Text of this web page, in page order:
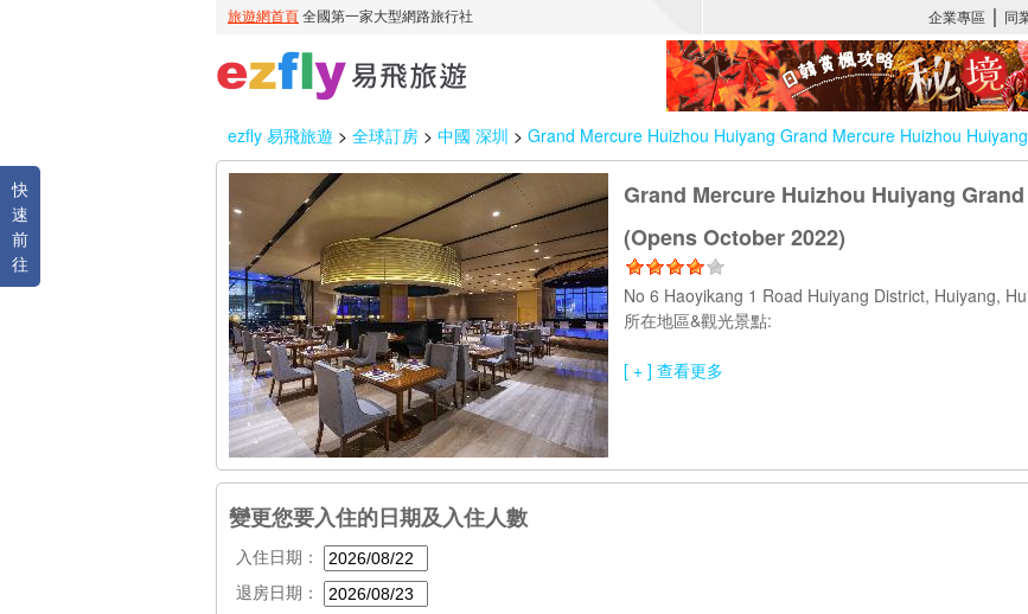
ezfly 易飛旅遊 > 全球訂房 > 中國 深圳 > Grand Mercure Huizhou Huiyang Grand Mercure Huizhou
快
速
前
往
Grand Mercure Huizhou Huiyang
(Opens October 2022)
No 6 Haoyikang 1 Road Huiyang District, Huiyang,
所在地區&觀光景點:
[ + ] 查看更多
變更您要入住的日期及入住人數
入住日期：
退房日期：